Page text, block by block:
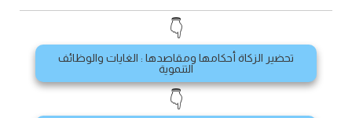
👇
تحضير الزكاة أحكامها ومقاصدها : الغايات والوظائف
التنموية
👇